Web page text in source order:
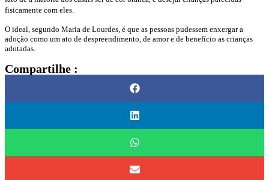
fisicamente com eles.
O ideal, segundo Maria de Lourdes, é que as pessoas pudessem enxergar a
adoção como um ato de despreendimento, de amor e de benefício as crianças
adotadas.
Compartilhe :